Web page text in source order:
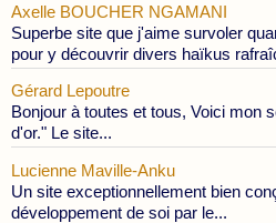
Axelle BOUCHER NGAMANI
Superbe site que j'aime survoler
pour y découvrir divers haïkus
Gérard Lepoutre
Bonjour à toutes et tous, Voici mon
d'or." Le site...
Lucienne Maville-Anku
Un site exceptionnellement bien
développement de soi par le...